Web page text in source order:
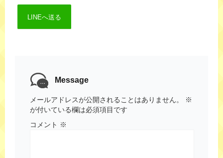
LINEへ送る
Message
メールアドレスが公開されることはありません。
※
が付いている欄は必須項目です
コメント ※